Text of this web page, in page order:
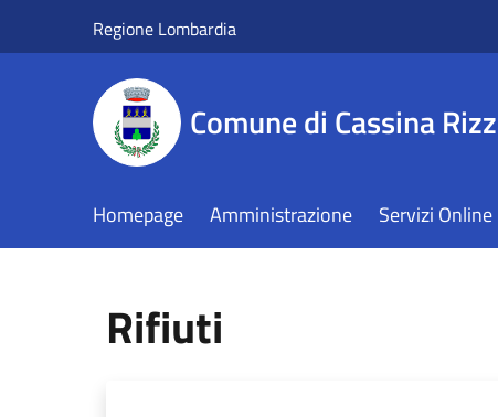
Regione Lombardia
Comune di Cassina
Homepage Amministrazione Servizi Online
Rifiuti